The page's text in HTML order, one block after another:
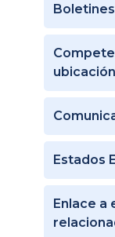
Boletines
ubicación
Estados
Enlace a